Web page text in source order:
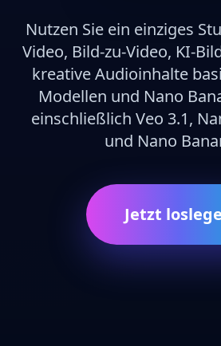
Nutzen Sie ein einziges
Video, Bild-zu-Video, KI-
kreative Audioinhalte
Modellen und Nano
einschließlich Veo 3.1,
und Nano
Jetzt